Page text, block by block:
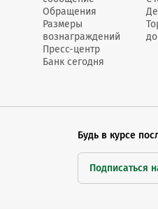
Обращения
Размеры
вознаграждений
Пресс-центр
Банк сегодня
Будь в курсе
Подписаться